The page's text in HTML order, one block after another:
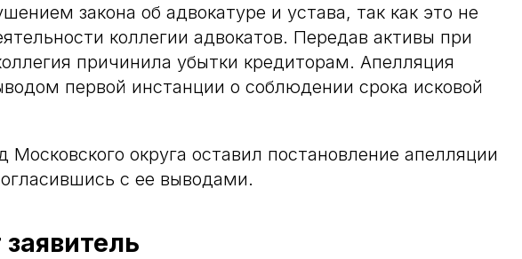
закона об адвокатуре и устава, так как это не
коллегии адвокатов. Передав активы при
причинила убытки кредиторам. Апелляция
первой инстанции о соблюдении срока исковой
округа оставил постановление апелляции
с ее выводами.